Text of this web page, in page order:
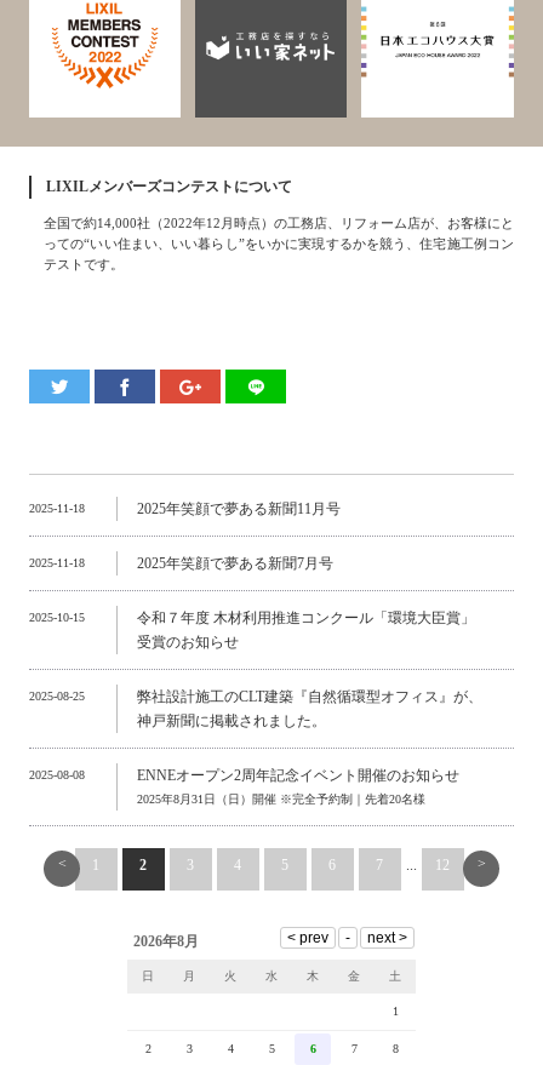
LIXILメンバーズコンテストについて
全国で約14,000社（2022年12月時点）の工務店、リフォーム店が、お客様にと
っての“いい住まい、いい暮らし”をいかに実現するかを競う、住宅施工例コン
テストです。
2025-11-18 2025年笑顔で夢ある新聞11月号
2025-11-18 2025年笑顔で夢ある新聞7月号
2025-10-15
令和７年度 木材利用推進コンクール「環境大臣賞」
受賞のお知らせ
2025-08-25
弊社設計施工のCLT建築『自然循環型オフィス』が、
神戸新聞に掲載されました。
2025-08-08 ENNEオープン2周年記念イベント開催のお知らせ
2025年8月31日（日）開催 ※完全予約制｜先着20名様
< 1 2 3 4 5 6 7 ... 12 >
2026年8月
日 月 火 水 木 金 土
1
2 3 4 5 6 7 8